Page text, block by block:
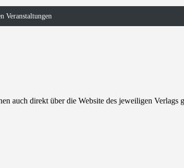
Veranstaltungen
auch direkt über die Website des jeweiligen